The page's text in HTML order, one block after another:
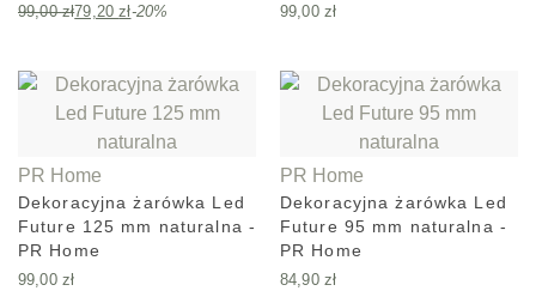
99,00zł79,20zł-20% 99,00 zł
PR Home
Dekoracyjna żarówka Led
Future 125 mm naturalna -
PR Home
99,00 zł
PR Home
Dekoracyjna żarówka Led
Future 95 mm naturalna -
PR Home
84,90 zł